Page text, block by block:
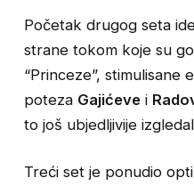
Početak drugog seta
strane tokom koje su
“Princeze”,
poteza Gajićeve i
to još ubjedljivije
Treći set je ponudio